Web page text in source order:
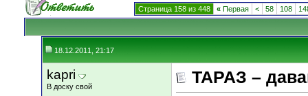
Страница 158 из 448 « Первая < 58 108
18.12.2011, 21:17
kapri
В доску свой ТАРАЗ –